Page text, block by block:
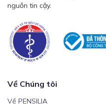
nguồn tin cậy.
Về Chúng tôi
Về PENSILIA